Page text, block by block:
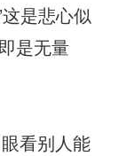
是悲心似
是无量
看别人能